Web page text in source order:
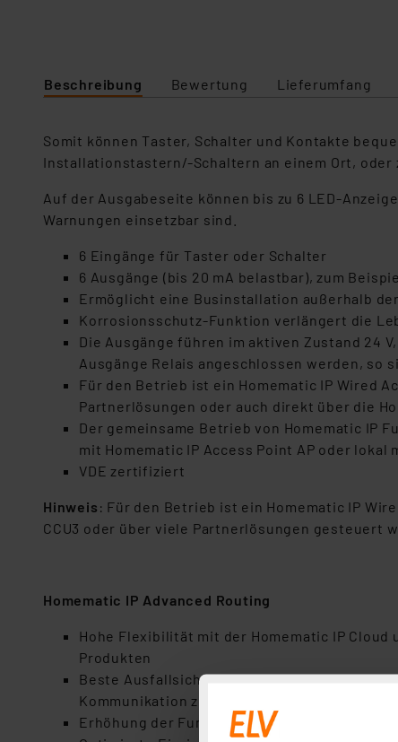
Beschreibung Bewertung Lieferumfang
Somit können Taster, Schalter und Kontakte
Installationstastern/-Schaltern an einem Ort, oder
Auf der Ausgabeseite können bis zu 6 LED-
Warnungen einsetzbar sind.
6 Eingänge für Taster oder Schalter
6 Ausgänge (bis 20 mA belastbar), zum
Ermöglicht eine Businstallation außerhalb
Korrosionsschutz-Funktion verlängert die
Die Ausgänge führen im aktiven Zustand 24
Ausgänge Relais angeschlossen werden, so
Für den Betrieb ist ein Homematic IP Wired
Partnerlösungen oder auch direkt über die
Der gemeinsame Betrieb von Homematic IP
mit Homematic IP Access Point AP oder lokal
VDE zertifiziert
Hinweis : Für den Betrieb ist ein Homematic IP
CCU3 oder über viele Partnerlösungen gesteuert
Homematic IP Advanced Routing
Hohe Flexibilität mit der Homematic IP Cloud
Produkten
Beste Ausfallsicherheit: Beim Ausfall eines
Kommunikation zur Cloud auf
Erhöhung der Funk-Reichweite durch